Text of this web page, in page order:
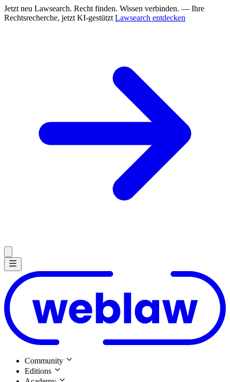
Jetzt neu Lawsearch. Recht finden. Wissen verbinden. — Ihre
Rechtsrecherche, jetzt KI-gestützt Lawsearch entdecken
Community
Editions